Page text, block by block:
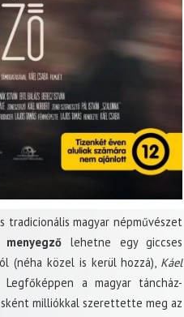
tradicionális magyar népművészet
menyegző lehetne egy giccses
(néha közel is kerül hozzá), Káel
a magyar táncház-
milliókkal szerettette meg az